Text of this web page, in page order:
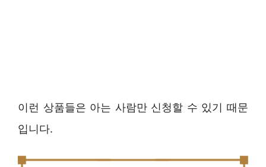
이런 상품들은 아는 사람만 신청할 수 있기 때문
입니다.